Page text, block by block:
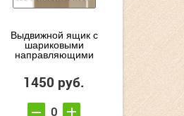
Выдвижной ящик с
шариковыми
направляющими
1450 руб.